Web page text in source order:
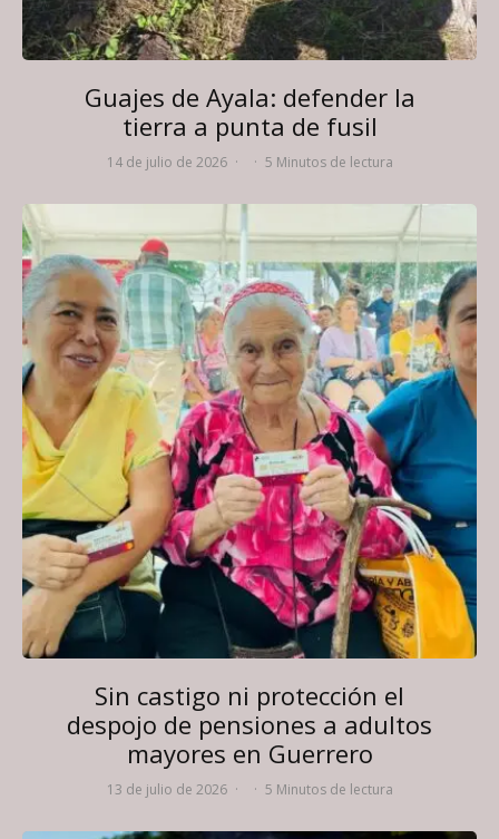
Guajes de Ayala: defender la
tierra a punta de fusil
14 de julio de 2026 · · 5 Minutos de lectura
Sin castigo ni protección el
despojo de pensiones a adultos
mayores en Guerrero
13 de julio de 2026 · · 5 Minutos de lectura